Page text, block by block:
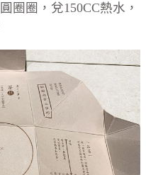
圈圈，兌150CC熱水，